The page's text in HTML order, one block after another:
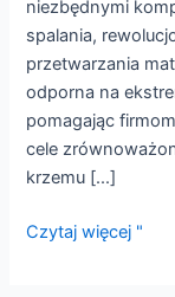
niezbędnymi
spalania,
przetwarzania
odporna na
pomagając
cele
krzemu [...]
Optymalizacja
Czytaj więcej "